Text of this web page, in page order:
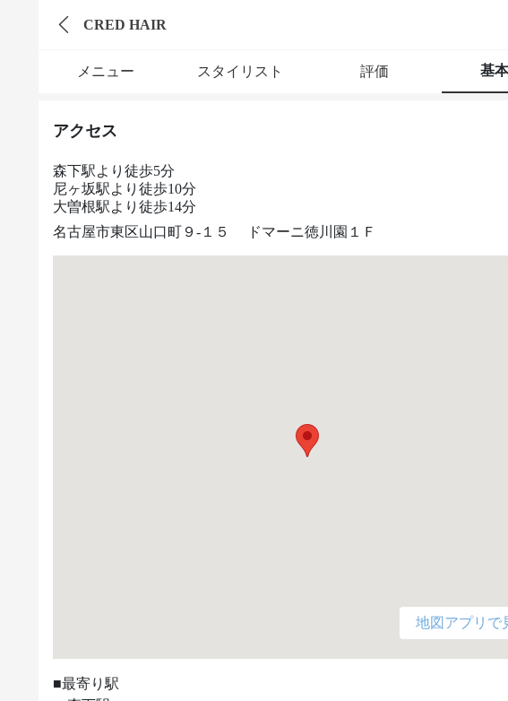
CRED HAIR
メニュー スタイリスト 評価 基
アクセス
森下駅より徒歩5分
尼ヶ坂駅より徒歩10分
大曽根駅より徒歩14分
名古屋市東区山口町９-１５ ドマーニ徳川園１Ｆ
地図アプリで
■最寄り駅